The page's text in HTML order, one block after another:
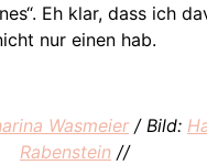
Eh klar, dass ich
nur einen hab.
Wasmeier/ Bild:
Rabenstein//